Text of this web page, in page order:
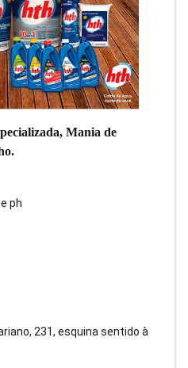
Mania de
ph
231, esquina sentido à